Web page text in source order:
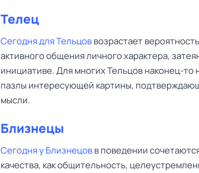
Телец
Сегодня для Тельцоввозрастает
активного общения личного характера,
инициативе. Для многих Тельцов наконец-то
пазлы интересующей картины,
мысли.
Близнецы
Сегодня у Близнецовв поведении
качества, как общительность,